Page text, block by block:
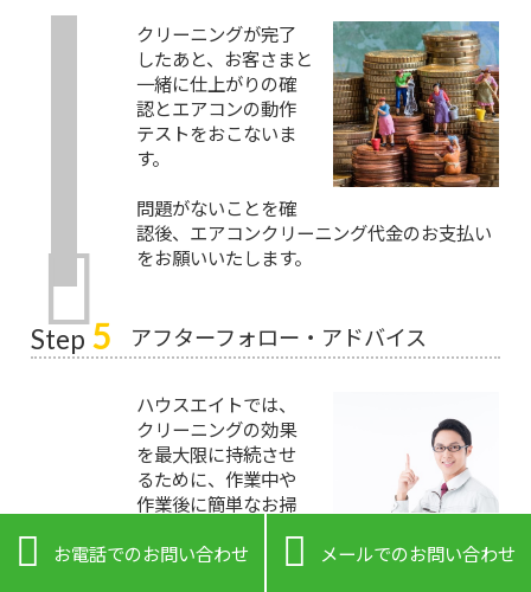
クリーニングが完了
したあと、お客さまと
一緒に仕上がりの確
認とエアコンの動作
テストをおこないま
す。
問題がないことを確
認後、エアコンクリーニング代金のお支払い
をお願いいたします。
Step 5 アフターフォロー・アドバイス
ハウスエイトでは、
クリーニングの効果
を最大限に持続させ
るために、作業中や
作業後に簡単なお掃
こなっています。
 お電話でのお問い合わせ  メールでのお問い合わせ